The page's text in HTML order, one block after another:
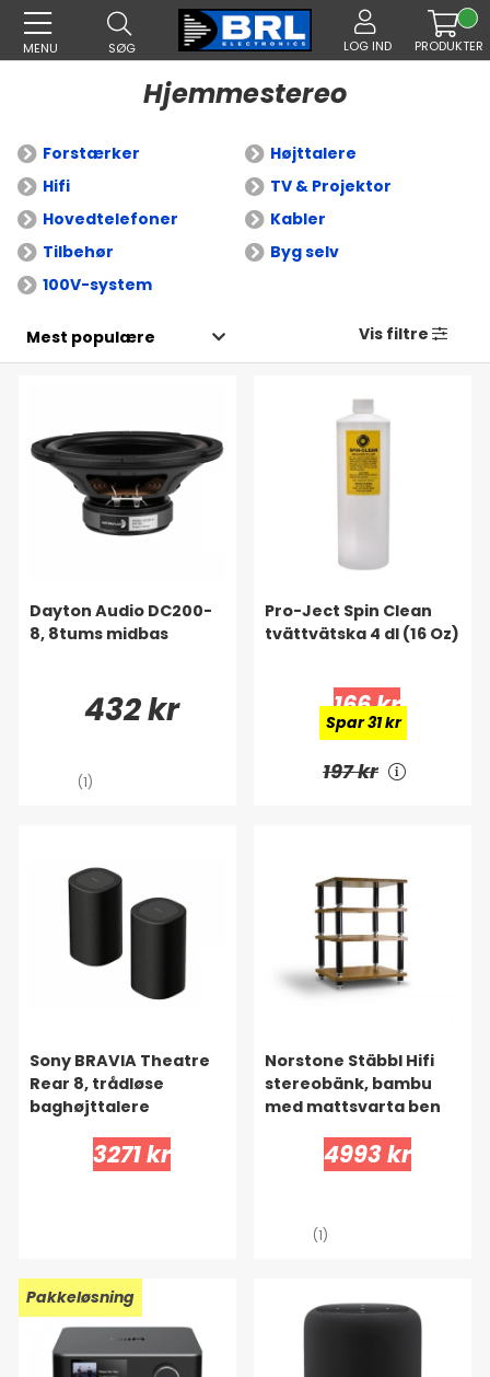
MENU SØG LOG IND PRODUKTER
Hjemmestereo
Forstærker
Højttalere
Hifi
TV & Projektor
Hovedtelefoner
Kabler
Tilbehør
Byg selv
100V-system
Vis filtre
Dayton Audio DC200-
8, 8tums midbas
432 kr
(1)
Pro-Ject Spin Clean
tvättvätska 4 dl (16 Oz)
166 kr
Spar 31 kr
197 kr
Sony BRAVIA Theatre
Rear 8, trådløse
baghøjttalere
3271 kr
Norstone Stäbbl Hifi
stereobänk, bambu
med mattsvarta ben
4993 kr
(1)
Pakkeløsning